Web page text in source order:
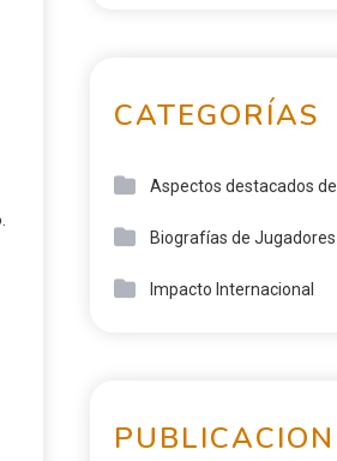
CATEGORÍAS
Aspectos destacados
Biografías de Jugadores
Impacto Internacional